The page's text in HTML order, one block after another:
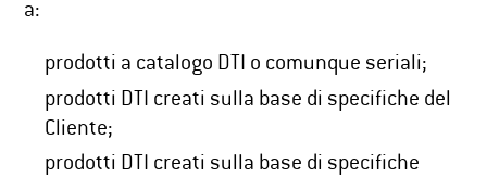
a:
prodotti a catalogo DTI o comunque seriali;
prodotti DTI creati sulla base di specifiche del
Cliente;
prodotti DTI creati sulla base di specifiche